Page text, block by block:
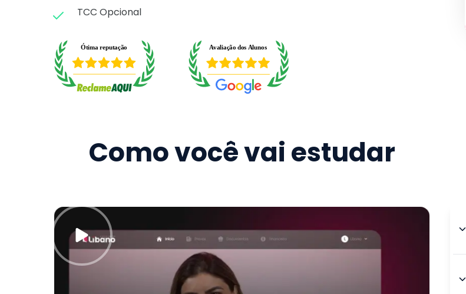
TCC Opcional
Como você vai estudar